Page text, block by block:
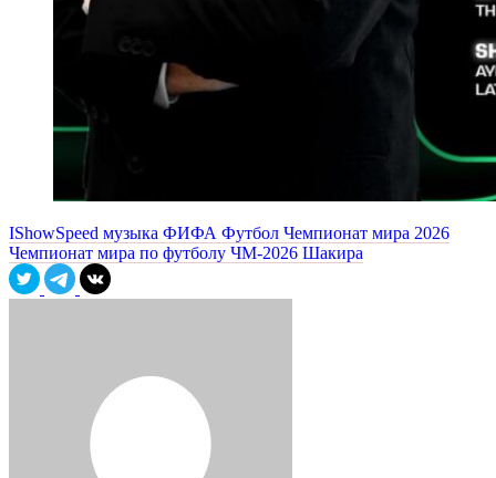
IShowSpeed музыка ФИФА Футбол Чемпионат мира 2026
Чемпионат мира по футболу ЧМ-2026 Шакира